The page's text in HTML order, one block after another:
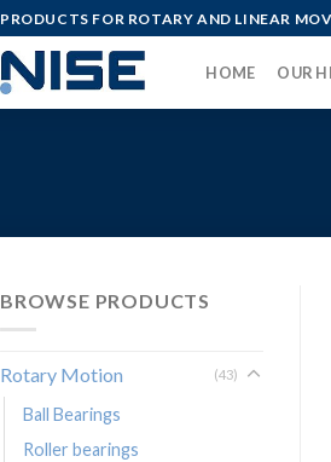
PRODUCTS FOR ROTARY AND LINEAR
HOME OUR
BROWSE PRODUCTS
Rotary Motion (43)
Ball Bearings
Roller bearings